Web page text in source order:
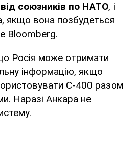
союзників по НАТО, і
якщо вона позбудеться
Bloomberg.
Росія може отримати
інформацію, якщо
С-400 разом
Наразі Анкара не